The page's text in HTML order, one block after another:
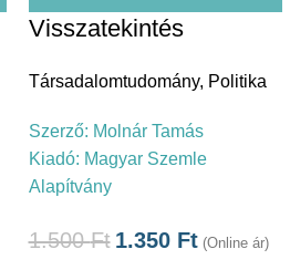
Visszatekintés
Társadalomtudomány, Politika
Szerző: Molnár Tamás
Kiadó: Magyar Szemle
Alapítvány
1.500Ft 1.350 Ft (Online ár)